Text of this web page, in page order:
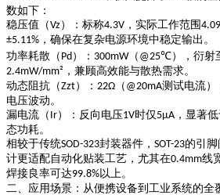
数如下：
稳压值（Vz） ：标称4.3V ，实际工作范围
±5.11% ，确保在复杂电源环境中稳定输出。
功率耗散（ Pd ） ： 300mW（ @25℃），衍射
2.4mW/mm² ，兼顾高效能与散热需求。
动态阻抗（Zzt） ： 22Ω （ @20mA测试电流）
电压波动。
漏电流（ Ir） ：反向电压1V时仅 5μA ，显著
态功耗。
相较于传统SOD-323封装器件， SOT-23的引脚
计更适配自动化贴装工艺，尤其在0.4mm线
焊接良率可达99.8%以上。
二、应用场景：从便携设备到工业系统的全